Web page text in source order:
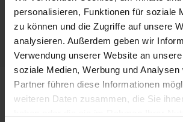
personalisieren, Funktionen für soziale
zu können und die Zugriffe auf unsere
analysieren. Außerdem geben wir
Verwendung unserer Website an
soziale Medien, Werbung und Analysen
Partner führen diese Informationen
weiteren Daten zusammen, die Sie
Braune Ledersandalen
Braune